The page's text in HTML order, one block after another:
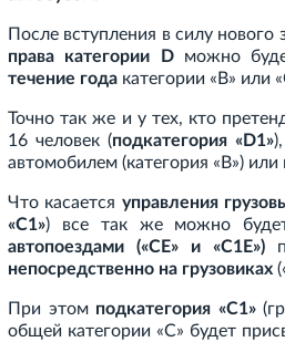
После вступления в силу нового
права категории Dможно
течение года категории «B» или
Точно так же и у тех, кто
16 человек (подкатегория «D1»
автомобилем (категория «B») или
Что касается управления
«C1») все так же можно
автопоездами («CE» и «C1E»)
непосредственно на грузовиках
При этом подкатегория «C1»
общей категории «C» будет